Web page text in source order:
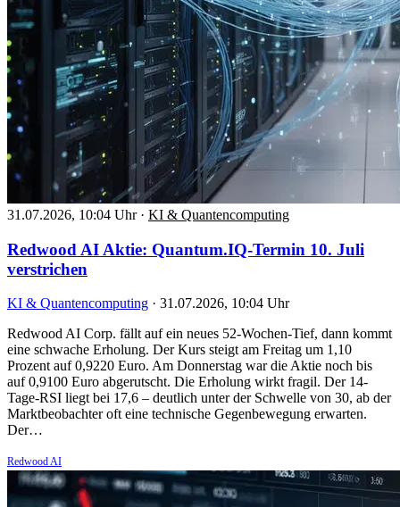
31.07.2026, 10:04 Uhr · KI & Quantencomputing
Redwood AI Aktie: Quantum.IQ-Termin 10. Juli
verstrichen
KI & Quantencomputing · 31.07.2026, 10:04 Uhr
Redwood AI Corp. fällt auf ein neues 52-Wochen-Tief, dann kommt
eine schwache Erholung. Der Kurs steigt am Freitag um 1,10
Prozent auf 0,9220 Euro. Am Donnerstag war die Aktie noch bis
auf 0,9100 Euro abgerutscht. Die Erholung wirkt fragil. Der 14-
Tage-RSI liegt bei 17,6 – deutlich unter der Schwelle von 30, ab der
Marktbeobachter oft eine technische Gegenbewegung erwarten.
Der…
Redwood AI